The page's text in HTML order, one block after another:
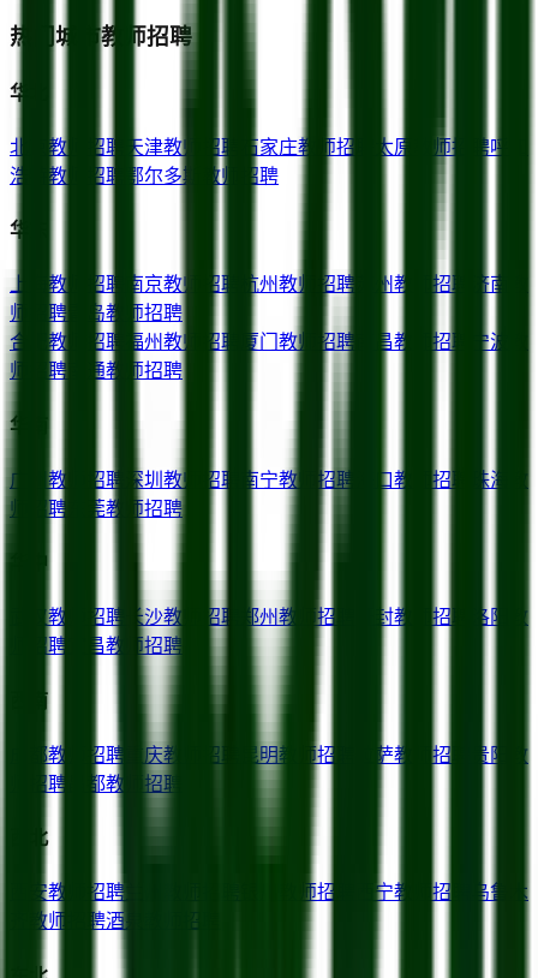
热门城市教师招聘
华北
北京 教师招聘 天津教师招聘 石家庄教师招聘 太原 教师招聘呼和
浩特 教师招聘 鄂尔多斯 教师招聘
华东
上海 教师招聘 南京教师招聘 杭州教师招聘 苏州教师招聘 济南
师招聘 青岛教师招聘
合肥 教师招聘 福州教师招聘 厦门 教师招聘 南昌教师招聘 宁波
师招聘 南通教师招聘
华南
广州 教师招聘 深圳 教师招聘 南宁教师招聘 海口教师招聘 珠海
师招聘
东莞教师招聘
华中
武汉教师招聘 长沙教师招聘 郑州教师招聘 开封教师招聘 洛阳
教
师招聘
宜昌教师招聘
西南
成都教师招聘 重庆教师招聘 昆明教师招聘 拉萨教师招聘 贵阳
教
师招聘
昌都教师招聘
西北
西安教师招聘 教师招聘 西宁教师招聘
乌鲁木
教师招聘酒泉 教师招聘